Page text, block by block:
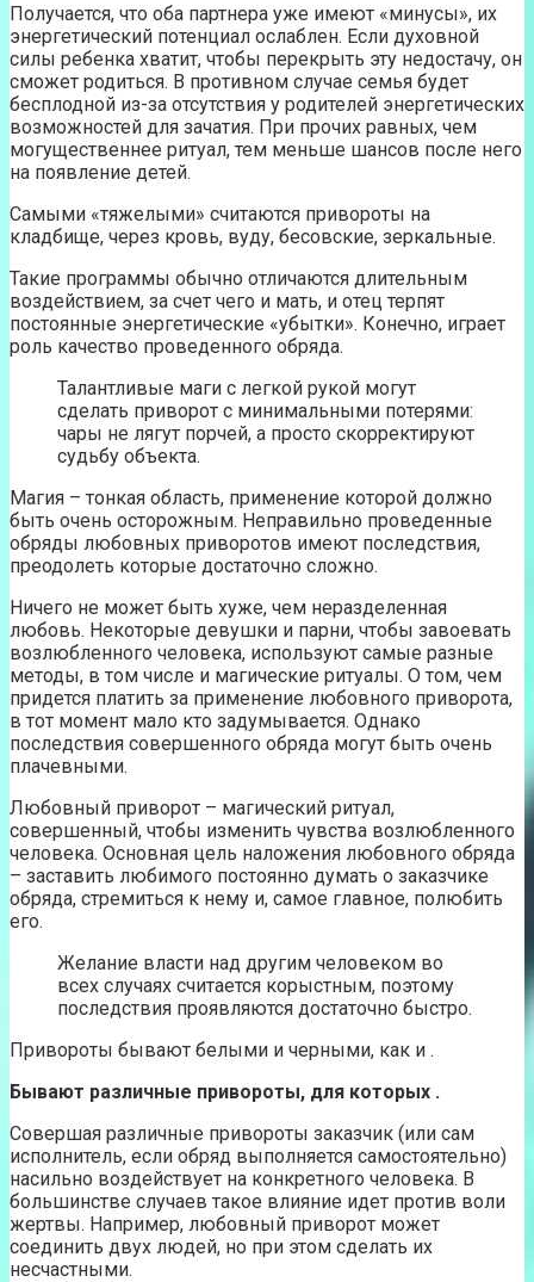
Получается, что оба партнера уже имеют «минусы», их
энергетический потенциал ослаблен. Если духовной
силы ребенка хватит, чтобы перекрыть эту недостачу, он
сможет родиться. В противном случае семья будет
бесплодной из-за отсутствия у родителей энергетических
возможностей для зачатия. При прочих равных, чем
могущественнее ритуал, тем меньше шансов после него
на появление детей.
Самыми «тяжелыми» считаются привороты на
кладбище, через кровь, вуду, бесовские, зеркальные.
Такие программы обычно отличаются длительным
воздействием, за счет чего и мать, и отец терпят
постоянные энергетические «убытки». Конечно, играет
роль качество проведенного обряда.
Талантливые маги с легкой рукой могут
сделать приворот с минимальными потерями:
чары не лягут порчей, а просто скорректируют
судьбу объекта.
Магия – тонкая область, применение которой должно
быть очень осторожным. Неправильно проведенные
обряды любовных приворотов имеют последствия,
преодолеть которые достаточно сложно.
Ничего не может быть хуже, чем неразделенная
любовь. Некоторые девушки и парни, чтобы завоевать
возлюбленного человека, используют самые разные
методы, в том числе и магические ритуалы. О том, чем
придется платить за применение любовного приворота,
в тот момент мало кто задумывается. Однако
последствия совершенного обряда могут быть очень
плачевными.
Любовный приворот – магический ритуал,
совершенный, чтобы изменить чувства возлюбленного
человека. Основная цель наложения любовного обряда
– заставить любимого постоянно думать о заказчике
обряда, стремиться к нему и, самое главное, полюбить
его.
Желание власти над другим человеком во
всех случаях считается корыстным, поэтому
последствия проявляются достаточно быстро.
Привороты бывают белыми и черными, как и .
Бывают различные привороты, для которых .
Совершая различные привороты заказчик (или сам
исполнитель, если обряд выполняется самостоятельно)
насильно воздействует на конкретного человека. В
большинстве случаев такое влияние идет против воли
жертвы. Например, любовный приворот может
соединить двух людей, но при этом сделать их
несчастными.